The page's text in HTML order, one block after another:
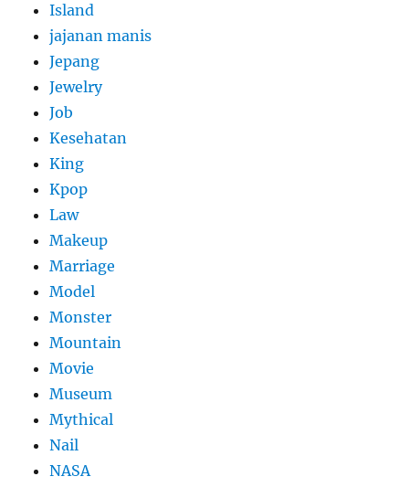
Island
jajanan manis
Jepang
Jewelry
Job
Kesehatan
King
Kpop
Law
Makeup
Marriage
Model
Monster
Mountain
Movie
Museum
Mythical
Nail
NASA